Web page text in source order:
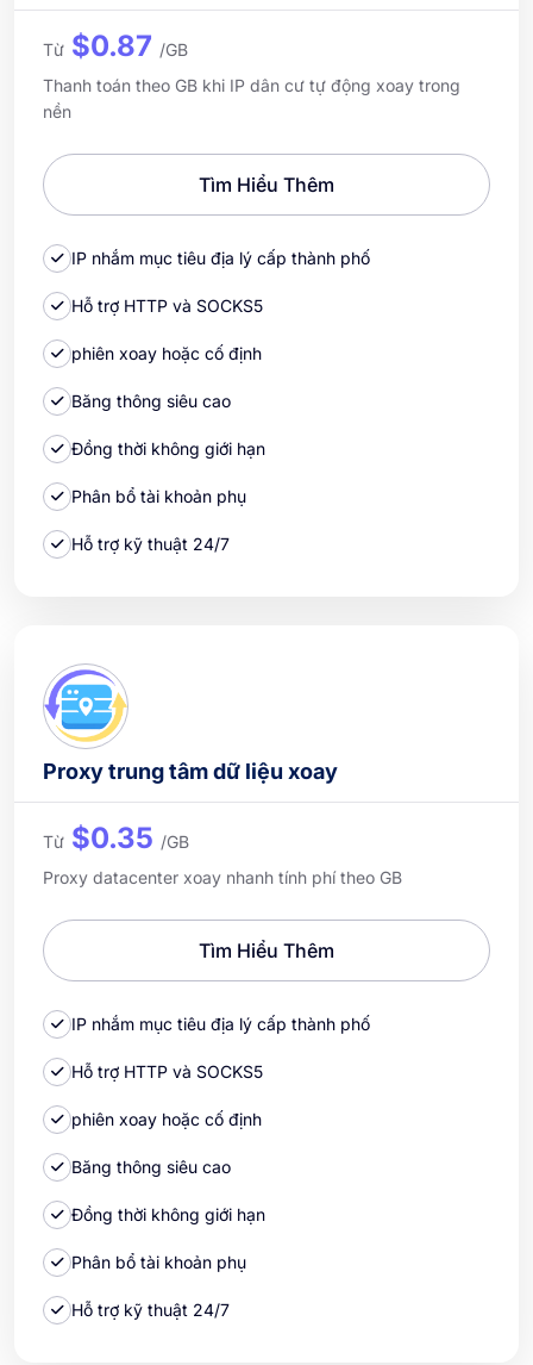
Từ $0.87 /GB
Thanh toán theo GB khi IP dân cư tự động xoay trong
nền
Tìm Hiểu Thêm
IP nhắm mục tiêu địa lý cấp thành phố
Hỗ trợ HTTP và SOCKS5
phiên xoay hoặc cố định
Băng thông siêu cao
Đồng thời không giới hạn
Phân bổ tài khoản phụ
Hỗ trợ kỹ thuật 24/7
Proxy trung tâm dữ liệu xoay
Từ $0.35 /GB
Proxy datacenter xoay nhanh tính phí theo GB
Tìm Hiểu Thêm
IP nhắm mục tiêu địa lý cấp thành phố
Hỗ trợ HTTP và SOCKS5
phiên xoay hoặc cố định
Băng thông siêu cao
Đồng thời không giới hạn
Phân bổ tài khoản phụ
Hỗ trợ kỹ thuật 24/7